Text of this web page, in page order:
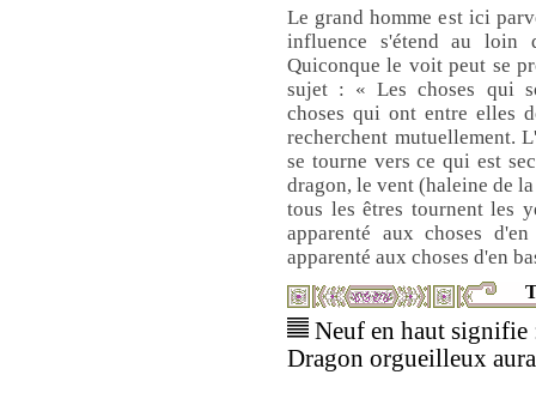
Le grand homme est ici
influence s'étend au loin
Quiconque le voit peut se
sujet : « Les choses qui
choses qui ont entre elles
recherchent mutuellement.
se tourne vers ce qui est
dragon, le vent (haleine de
tous les êtres tournent les
apparenté aux choses
apparenté aux choses d'en
Neuf en haut signifie
Dragon orgueilleux